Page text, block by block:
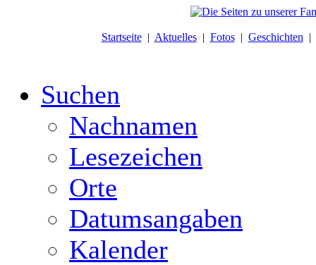
Startseite| Aktuelles| Fotos| Geschichten |
Suchen
Nachnamen
Lesezeichen
Orte
Datumsangaben
Kalender